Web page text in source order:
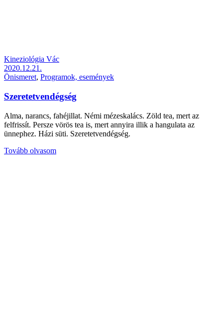
Kineziológia Vác
2020.12.21.
Önismeret, Programok, események
Szeretetvendégség
Alma, narancs, fahéjillat. Némi mézeskalács. Zöld tea, mert az
felfrissít. Persze vörös tea is, mert annyira illik a hangulata az
ünnephez. Házi süti. Szeretetvendégség.
Tovább olvasom